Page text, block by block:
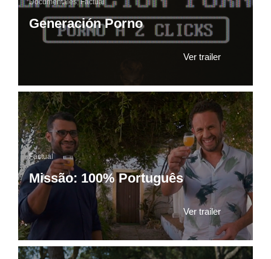
Generación Porno
Documentales,Factual
Ver trailer
Missão: 100% Português
Factual
Ver trailer